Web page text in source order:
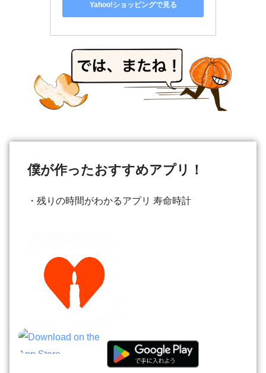
Yahoo!ショッピングで見る
僕が作ったおすすめアプリ！
・残りの時間がわかるアプリ 寿命時計